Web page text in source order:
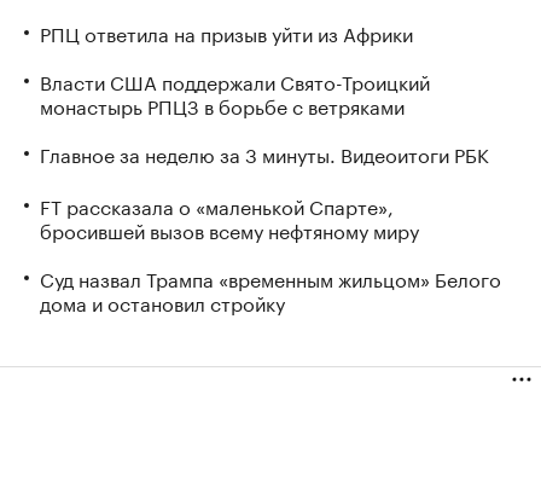
РПЦ ответила на призыв уйти из Африки
Власти США поддержали Свято-Троицкий
монастырь РПЦЗ в борьбе с ветряками
Главное за неделю за 3 минуты. Видеоитоги РБК
FT рассказала о «маленькой Спарте»,
бросившей вызов всему нефтяному миру
Суд назвал Трампа «временным жильцом» Белого
дома и остановил стройку